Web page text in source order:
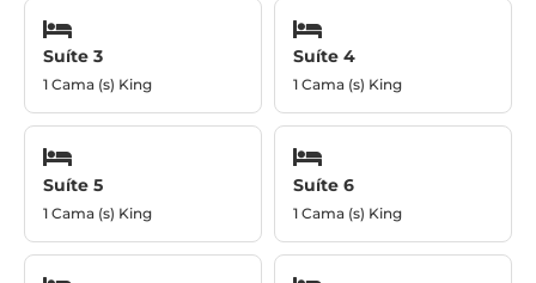
Suíte 3
1 Cama (s) King
Suíte 4
1 Cama (s) King
Suíte 5
1 Cama (s) King
Suíte 6
1 Cama (s) King